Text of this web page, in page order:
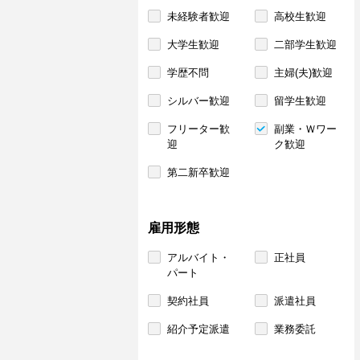
未経験者歓迎 高校生歓迎
大学生歓迎 二部学生歓迎
学歴不問 主婦(夫)歓迎
シルバー歓迎 留学生歓迎
フリーター歓
迎
副業・Ｗワー
ク歓迎
第二新卒歓迎
雇用形態
アルバイト・
パート
正社員
契約社員 派遣社員
紹介予定派遣 業務委託